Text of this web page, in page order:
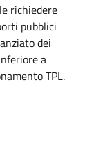
richiedere
pubblici
dei
a
TPL.